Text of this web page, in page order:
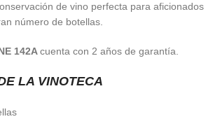
de vino perfecta para aficionados
número de botellas.
142Acuenta con 2 años de garantía.
LA VINOTECA